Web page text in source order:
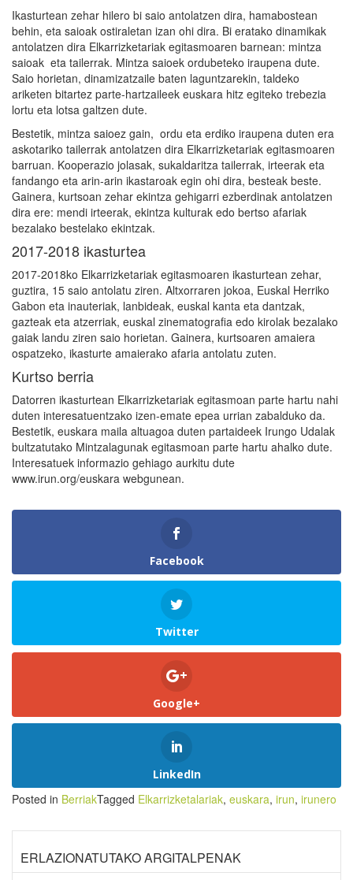
Ikasturtean zehar hilero bi saio antolatzen dira, hamabostean
behin, eta saioak ostiraletan izan ohi dira. Bi eratako dinamikak
antolatzen dira Elkarrizketariak egitasmoaren barnean: mintza
saioak eta tailerrak. Mintza saioek ordubeteko iraupena dute.
Saio horietan, dinamizatzaile baten laguntzarekin, taldeko
ariketen bitartez parte-hartzaileek euskara hitz egiteko trebezia
lortu eta lotsa galtzen dute.
Bestetik, mintza saioez gain, ordu eta erdiko iraupena duten era
askotariko tailerrak antolatzen dira Elkarrizketariak egitasmoaren
barruan. Kooperazio jolasak, sukaldaritza tailerrak, irteerak eta
fandango eta arin-arin ikastaroak egin ohi dira, besteak beste.
Gainera, kurtsoan zehar ekintza gehigarri ezberdinak antolatzen
dira ere: mendi irteerak, ekintza kulturak edo bertso afariak
bezalako bestelako ekintzak.
2017-2018 ikasturtea
2017-2018ko Elkarrizketariak egitasmoaren ikasturtean zehar,
guztira, 15 saio antolatu ziren. Altxorraren jokoa, Euskal Herriko
Gabon eta inauteriak, lanbideak, euskal kanta eta dantzak,
gazteak eta atzerriak, euskal zinematografia edo kirolak bezalako
gaiak landu ziren saio horietan. Gainera, kurtsoaren amaiera
ospatzeko, ikasturte amaierako afaria antolatu zuten.
Kurtso berria
Datorren ikasturtean Elkarrizketariak egitasmoan parte hartu nahi
duten interesatuentzako izen-emate epea urrian zabalduko da.
Bestetik, euskara maila altuagoa duten partaideek Irungo Udalak
bultzatutako Mintzalagunak egitasmoan parte hartu ahalko dute.
Interesatuek informazio gehiago aurkitu dute
www.irun.org/euskara webgunean.
Facebook
Twitter
Google+
LinkedIn
Posted in BerriakTagged Elkarrizketalariak, euskara, irun, irunero
ERLAZIONATUTAKO ARGITALPENAK